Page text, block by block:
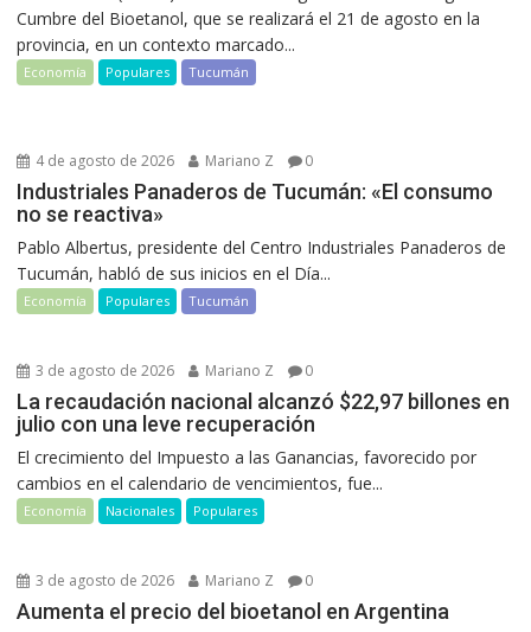
Cumbre del Bioetanol, que se realizará el 21 de agosto en la
provincia, en un contexto marcado...
Economía Populares Tucumán
4 de agosto de 2026 Mariano Z 0
Industriales Panaderos de Tucumán: «El consumo
no se reactiva»
Pablo Albertus, presidente del Centro Industriales Panaderos de
Tucumán, habló de sus inicios en el Día...
Economía Populares Tucumán
3 de agosto de 2026 Mariano Z 0
La recaudación nacional alcanzó $22,97 billones en
julio con una leve recuperación
El crecimiento del Impuesto a las Ganancias, favorecido por
cambios en el calendario de vencimientos, fue...
Economía Nacionales Populares
3 de agosto de 2026 Mariano Z 0
Aumenta el precio del bioetanol en Argentina